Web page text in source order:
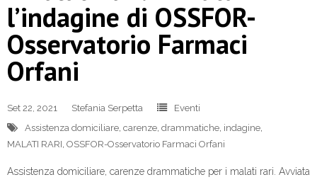
l’indagine di OSSFOR-
Osservatorio Farmaci
Orfani
Set 22, 2021 Stefania Serpetta
Eventi
Assistenza domiciliare carenze drammatiche indagine
MALATI RARI OSSFOR-Osservatorio Farmaci Orfani
Assistenza domiciliare, carenze drammatiche per i malati rari. Avviata